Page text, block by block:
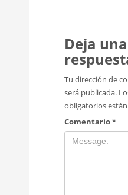
Deja una
Tu dirección de
será publicada.
obligatorios
Comentario*